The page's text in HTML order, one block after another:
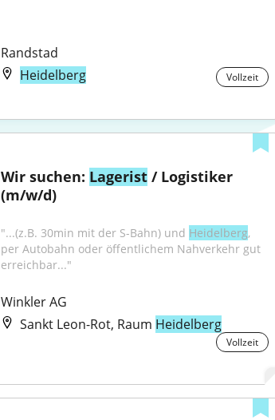
Randstad
Heidelberg
Vollzeit
Wir suchen: Lagerist / Logistiker
(m/w/d)
"...(z.B. 30min mit der S-Bahn) und Heidelberg,
per Autobahn oder öffentlichem Nahverkehr gut
erreichbar..."
Winkler AG
Sankt Leon-Rot, Raum Heidelberg
Vollzeit